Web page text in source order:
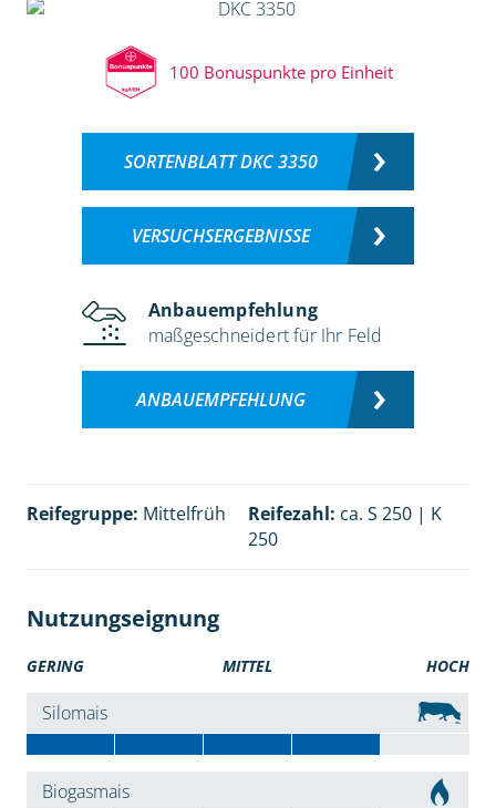
100 Bonuspunkte pro Einheit
SORTENBLATT DKC 3350
VERSUCHSERGEBNISSE
Anbauempfehlung
maßgeschneidert für Ihr Feld
ANBAUEMPFEHLUNG
Reifegruppe: Mittelfrüh Reifezahl: ca. S 250 | K
250
Nutzungseignung
GERING MITTEL HOCH
Silomais
Biogasmais